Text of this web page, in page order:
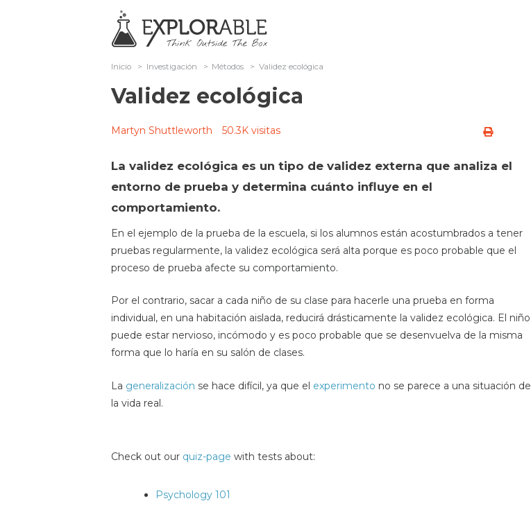
Inicio > Investigación > Métodos > Validez ecológica
Validez ecológica
Martyn Shuttleworth 50.3K visitas
La validez ecológica es un tipo de validez externa que analiza el
entorno de prueba y determina cuánto influye en el
comportamiento.
En el ejemplo de la prueba de la escuela, si los alumnos están acostumbrados a tener
pruebas regularmente, la validez ecológica será alta porque es poco probable que el
proceso de prueba afecte su comportamiento.
Por el contrario, sacar a cada niño de su clase para hacerle una prueba en forma
individual, en una habitación aislada, reducirá drásticamente la validez ecológica. El niño
puede estar nervioso, incómodo y es poco probable que se desenvuelva de la misma
forma que lo haría en su salón de clases.
La generalización se hace difícil, ya que el experimento no se parece a una situación de
la vida real.
Check out our quiz-page with tests about:
Psychology 101